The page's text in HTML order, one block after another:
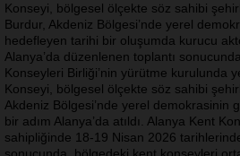
Konseyi, bölgesel ölçekte söz sahibi
Burdur, Akdeniz Bölgesi’nde yerel
hedefleyen tarihi bir oluşumda kurucu
Alanya’da düzenlenen toplantı
Konseyleri Birliği’nin yürütme kurulunda
Konseyi, bölgesel ölçekte söz sahibi
Akdeniz Bölgesi’nde yerel demokrasinin
bir adım Alanya’da atıldı. Alanya Kent
sahipliğinde 18-19 Nisan 2026
sonucunda, bölgedeki kent konseyleri